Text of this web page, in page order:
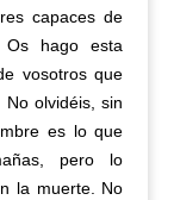
capaces de
Os hago esta
vosotros que
olvidéis, sin
es lo que
pero lo
la muerte. No